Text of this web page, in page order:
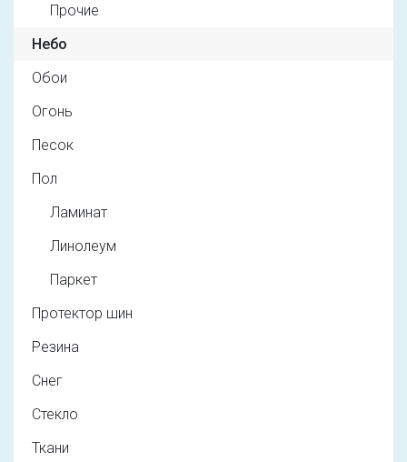
Прочие
Небо
Обои
Огонь
Песок
Пол
Ламинат
Линолеум
Паркет
Протектор шин
Резина
Снег
Стекло
Ткани